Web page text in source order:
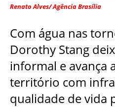
Renato Alves/ Agência Brasília
Com água nas
Dorothy Stang
informal e avança
território com
qualidade de vida